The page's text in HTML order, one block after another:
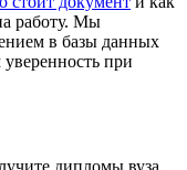
работу. Мы
в базы данных
уверенность при